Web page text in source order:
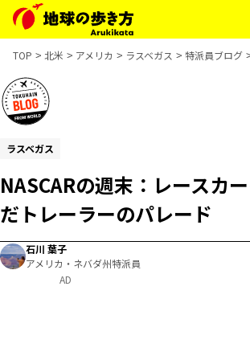
TOP 北米 アメリカ ラスベガス 特派員ブログ
ラスベガス
NASCARの週末：レースカ
だトレーラーのパレード
石川 葉子
アメリカ・ネバダ州特派員
AD